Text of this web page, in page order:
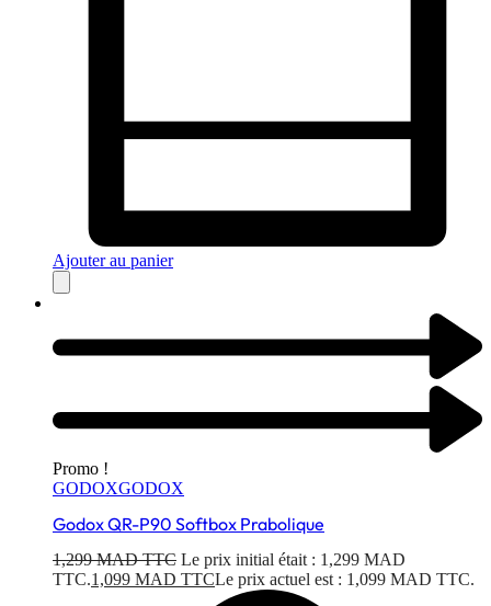
Ajouter au panier
Promo !
GODOXGODOX
Godox QR-P90 Softbox Prabolique
1,299MAD TTC Le prix initial était : 1,299 MAD
TTC.1,099 MAD TTCLe prix actuel est : 1,099 MAD TTC.